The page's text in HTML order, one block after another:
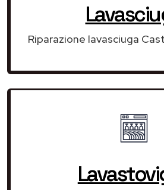
Riparazione lavasciuga